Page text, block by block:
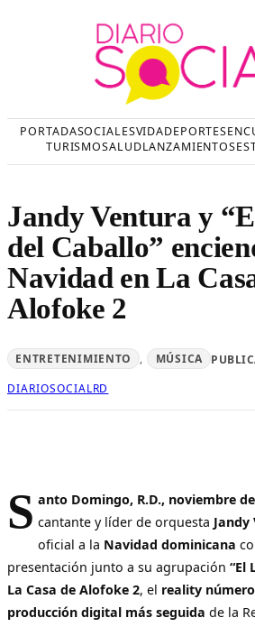
PORTADASOCIALESVIDADEPORTES
TURISMOSALUDLANZAMIENTOS
Jandy Ventura y
del Caballo”
Navidad en La
Alofoke 2
ENTRETENIMIENTO , MÚSICA
DIARIOSOCIALRD
S anto Domingo, R.D., noviembre
cantante y líder de orquesta Jandy
oficial a la Navidad dominicana
presentación junto a su agrupación “El
La Casa de Alofoke 2, el reality
producción digital más seguida de la